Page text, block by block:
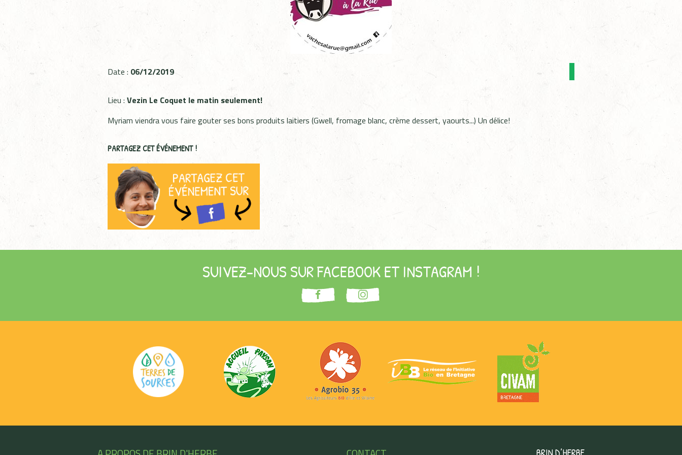
Date : 06/12/2019
Lieu : Vezin Le Coquet le matin seulement!
Myriam viendra vous faire gouter ses bons produits laitiers (Gwell, fromage blanc, crème dessert, yaourts...) Un délice!
PARTAGEZ CET ÉVÉNEMENT !
SUIVEZ-NOUS SUR FACEBOOK ET INSTAGRAM !